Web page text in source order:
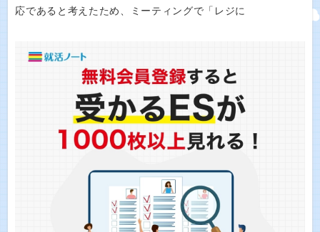
応であると考えたため、ミーティングで「レジに